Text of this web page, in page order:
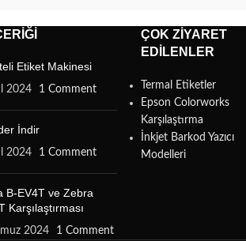
Etiket Makinesi
2024 1 Comment
İndir
2024 1 Comment
B-EV4T ve Zebra
Karşılaştırması
2024 1 Comment
ÇOK ZIYARET
EDILENLER
Termal Etiketler
Epson Colorworks
Karşılaştırma
İnkjet Barkod Yazıcı
Modelleri